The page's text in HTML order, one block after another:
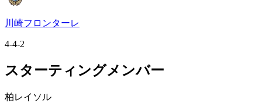
川崎フロンターレ
4-4-2
スターティングメンバー
柏レイソル